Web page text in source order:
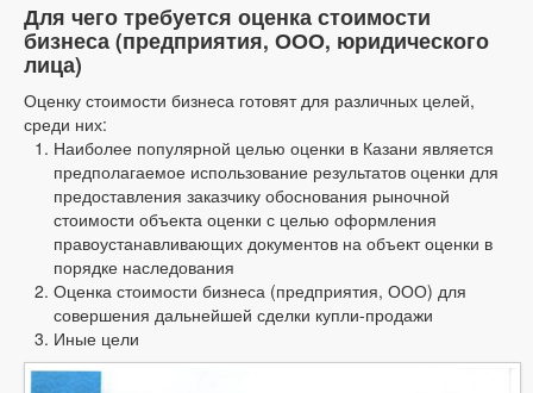
Для чего требуется оценка стоимости
бизнеса (предприятия, ООО, юридического
лица)
Оценку стоимости бизнеса готовят для различных целей,
среди них:
Наиболее популярной целью оценки в Казани является
предполагаемое использование результатов оценки для
предоставления заказчику обоснования рыночной
стоимости объекта оценки с целью оформления
правоустанавливающих документов на объект оценки в
порядке наследования
Оценка стоимости бизнеса (предприятия, ООО) для
совершения дальнейшей сделки купли-продажи
Иные цели